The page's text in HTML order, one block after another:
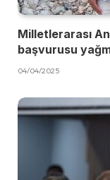
Milletlerarası
başvurusu
04/04/2025